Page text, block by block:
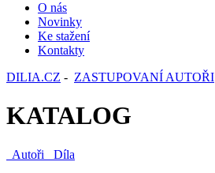
O nás
Novinky
Ke stažení
Kontakty
DILIA.CZ - ZASTUPOVANÍ AUTOŘI
KATALOG
Autoři
Díla